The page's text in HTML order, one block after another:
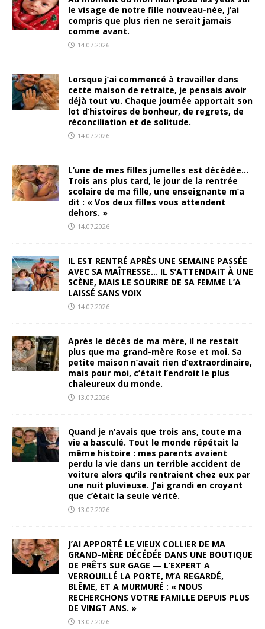
le visage de notre fille nouveau-née, j’ai
compris que plus rien ne serait jamais
comme avant.
14.07.2026
Lorsque j’ai commencé à travailler dans
cette maison de retraite, je pensais avoir
déjà tout vu. Chaque journée apportait son
lot d’histoires de bonheur, de regrets, de
réconciliation et de solitude.
14.07.2026
L’une de mes filles jumelles est décédée…
Trois ans plus tard, le jour de la rentrée
scolaire de ma fille, une enseignante m’a
dit : « Vos deux filles vous attendent
dehors. »
14.07.2026
IL EST RENTRÉ APRÈS UNE SEMAINE PASSÉE
AVEC SA MAÎTRESSE… IL S’ATTENDAIT À UNE
SCÈNE, MAIS LE SOURIRE DE SA FEMME L’A
LAISSÉ SANS VOIX
14.07.2026
Après le décès de ma mère, il ne restait
plus que ma grand-mère Rose et moi. Sa
petite maison n’avait rien d’extraordinaire,
mais pour moi, c’était l’endroit le plus
chaleureux du monde.
13.07.2026
Quand je n’avais que trois ans, toute ma
vie a basculé. Tout le monde répétait la
même histoire : mes parents avaient
perdu la vie dans un terrible accident de
voiture alors qu’ils rentraient chez eux par
une nuit pluvieuse. J’ai grandi en croyant
que c’était la seule vérité.
13.07.2026
J’AI APPORTÉ LE VIEUX COLLIER DE MA
GRAND-MÈRE DÉCÉDÉE DANS UNE BOUTIQUE
DE PRÊTS SUR GAGE — L’EXPERT A
VERROUILLÉ LA PORTE, M’A REGARDÉ,
BLÊME, ET A MURMURÉ : « NOUS
RECHERCHONS VOTRE FAMILLE DEPUIS PLUS
DE VINGT ANS. »
13.07.2026